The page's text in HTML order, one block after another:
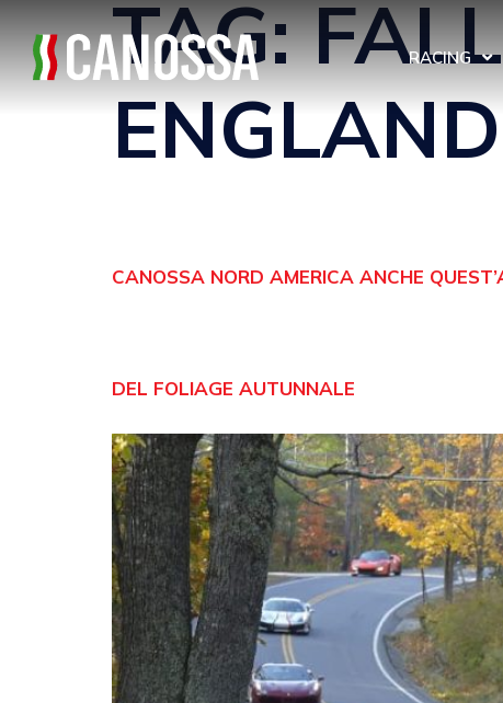
RACING
TAG:
ENGLAND
CANOSSA NORD AMERICA ANCHE
DEL FOLIAGE AUTUNNALE